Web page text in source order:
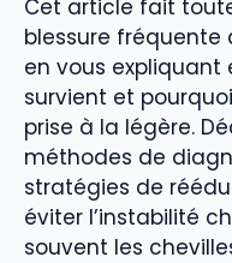
Cet article fait
blessure
en vous
survient et
prise à la légère.
méthodes de
stratégies de
éviter l’instabilité
souvent les